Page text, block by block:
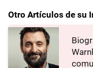
Otro Artículos de su